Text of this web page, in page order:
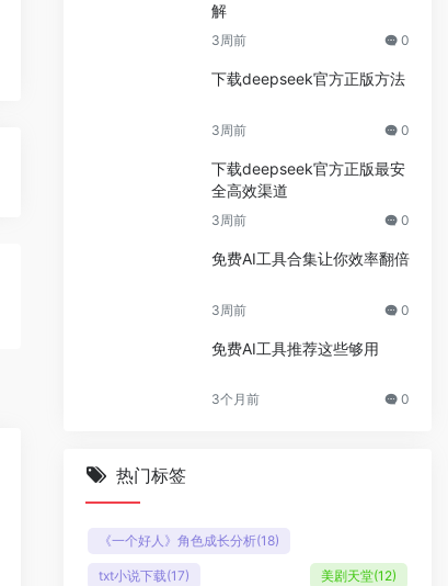
解
3周前 0
下载deepseek官方正版方法
3周前 0
下载deepseek官方正版最安
全高效渠道
3周前 0
免费AI工具合集让你效率翻倍
3周前 0
免费AI工具推荐这些够用
3个月前 0
热门标签
《一个好人》角色成长分析(18)
txt小说下载(17) 美剧天堂(12)